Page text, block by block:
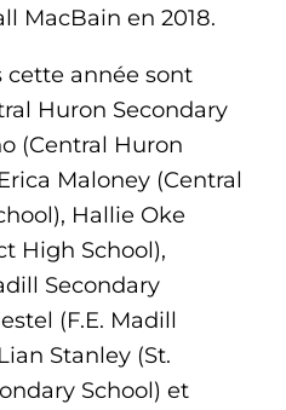
MacBain en 2018.
cette année sont
Huron Secondary
(Central Huron
Maloney (Central
Hallie Oke
High School),
Secondary
(F.E. Madill
Stanley (St.
School) et